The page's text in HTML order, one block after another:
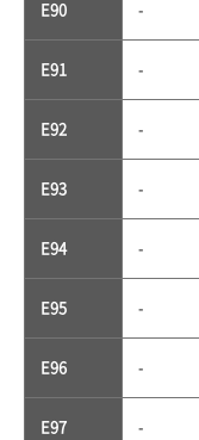
E90 -
E91 -
E92 -
E93 -
E94 -
E95 -
E96 -
E97 -